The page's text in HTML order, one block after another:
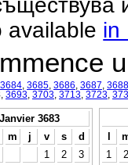
available in
3684 3685 3686 3687 3688
3693 3703 3713 3723
Janvier 3683
m j v s
d
1
2
3
l
1
2